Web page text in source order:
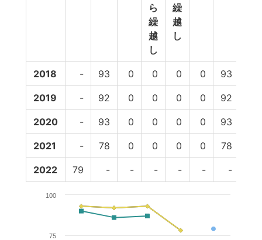
ら
繰
越
し
繰
越
し
2018 - 93 0 0 0 0 93
2019 - 92 0 0 0 0 92
2020 - 93 0 0 0 0 93
2021 - 78 0 0 0 0 78
2022 79 - - - - - -
75
100